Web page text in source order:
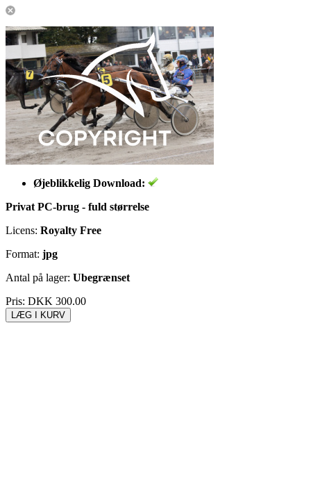
Øjeblikkelig Download:
Privat PC-brug - fuld størrelse
Licens: Royalty Free
Format: jpg
Antal på lager: Ubegrænset
Pris: DKK 300.00